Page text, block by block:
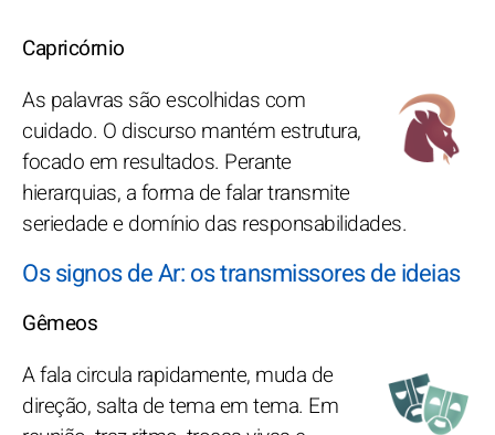
Capricórnio
As palavras são escolhidas com
cuidado. O discurso mantém estrutura,
focado em resultados. Perante
hierarquias, a forma de falar transmite
seriedade e domínio das responsabilidades.
Os signos de Ar: os transmissores de ideias
Gêmeos
A fala circula rapidamente, muda de
direção, salta de tema em tema. Em